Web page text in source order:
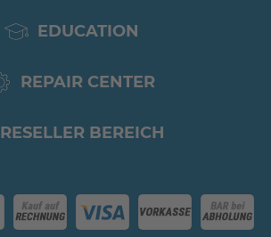
EDUCATION
REPAIR CENTER
RESELLER BEREICH